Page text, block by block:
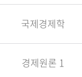
국제경제학
경제원론 1